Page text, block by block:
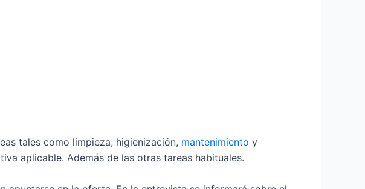
tales como limpieza, higienización, mantenimiento y
aplicable. Además de las otras tareas habituales.